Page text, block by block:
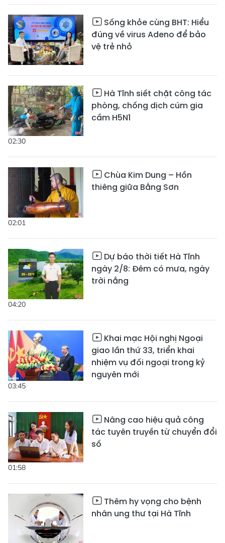
Sống khỏe cùng BHT: Hiểu
đúng về virus Adeno để bảo
vệ trẻ nhỏ
02:30
Hà Tĩnh siết chặt công tác
phòng, chống dịch cúm gia
cầm H5N1
02:01
Chùa Kim Dung – Hồn
thiêng giữa Bằng Sơn
04:20
Dự báo thời tiết Hà Tĩnh
ngày 2/8: Đêm có mưa, ngày
trời nắng
03:45
Khai mạc Hội nghị Ngoại
giao lần thứ 33, triển khai
nhiệm vụ đối ngoại trong kỷ
nguyên mới
01:58
Nâng cao hiệu quả công
tác tuyên truyền từ chuyển đổi
số
Thêm hy vọng cho bệnh
nhân ung thư tại Hà Tĩnh